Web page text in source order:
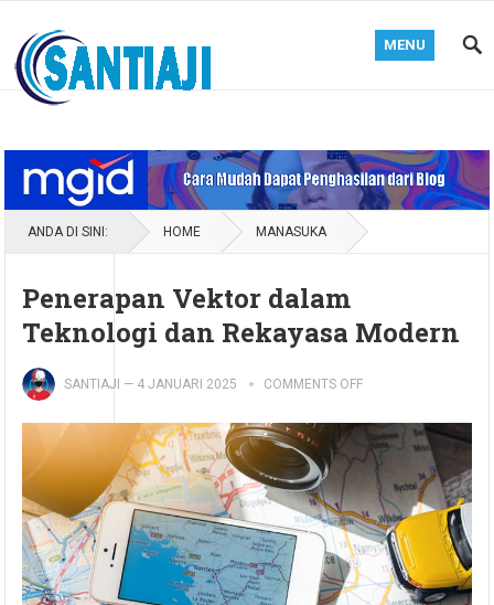
MENU
ANDA DI SINI: HOME MANASUKA
Penerapan Vektor dalam
Teknologi dan Rekayasa Modern
SANTIAJI — 4 JANUARI 2025 COMMENTS OFF